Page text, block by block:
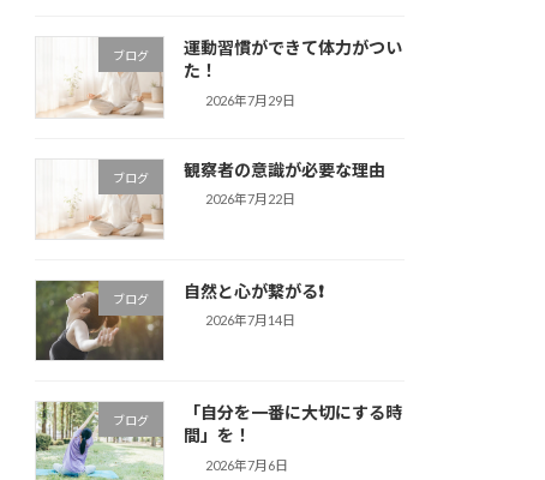
ブログ
運動習慣ができて体力がつい
た！
2026年7月29日
ブログ 観察者の意識が必要な理由
2026年7月22日
ブログ 自然と心が繋がる❗️
2026年7月14日
ブログ
「自分を一番に大切にする時
間」を！
2026年7月6日